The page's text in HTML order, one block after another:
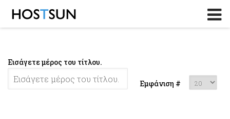
Εισάγετε μέρος του τίτλου.
Εμφάνιση #
Log in
Password